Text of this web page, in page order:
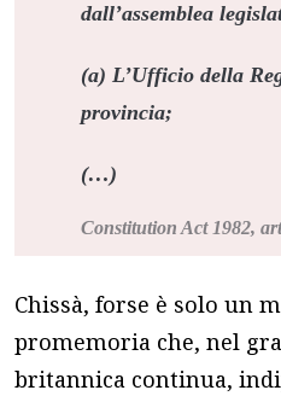
dall’assemblea
(a) L’Ufficio della
provincia;
(…)
Constitution Act 1982,
Chissà, forse è solo un
promemoria che, nel
britannica continua,